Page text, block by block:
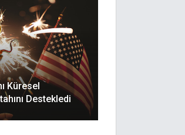
Küresel
Destekledi